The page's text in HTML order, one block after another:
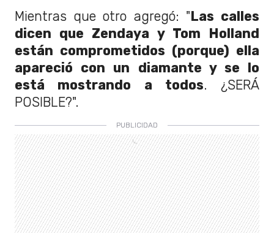
Mientras que otro agregó: "Las calles
dicen que Zendaya y Tom Holland
están comprometidos (porque) ella
apareció con un diamante y se lo
está mostrando a todos. ¿SERÁ
POSIBLE?".